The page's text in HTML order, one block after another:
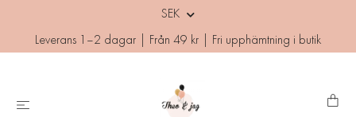
SEK
Leverans 1–2 dagar | Från 49 kr | Fri upphämtning i butik